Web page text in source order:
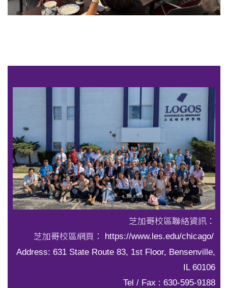
芝加哥校區聯絡資訊：
芝加哥校區網頁：
https://www.les.edu/chicago/
Address: 631 State Route 83, 1st Floor, Bensenville,
IL 60106
Tel / Fax : 630-595-9188